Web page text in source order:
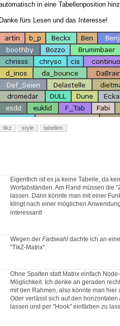
in eine Tabellenposition
Danke fürs Lesen und das Interesse!
tikz style tabellen
Eigentlich ist es ja keine Tabelle, da
Wortabständen. Am Rand müssen die
lassen. Dann könnte man mit einer
klingt nach einer möglichen
interessant!
Wegen der Farbwahl dachte ich an
"TikZ-Matrix".
Ohne Spalten statt Matrix einfach
Möglichkeit. Ich denke an geraden
mit den Rahmen, also könnte man
Oder verlässt sich auf den
lassen und per "Hook" einfärben zu